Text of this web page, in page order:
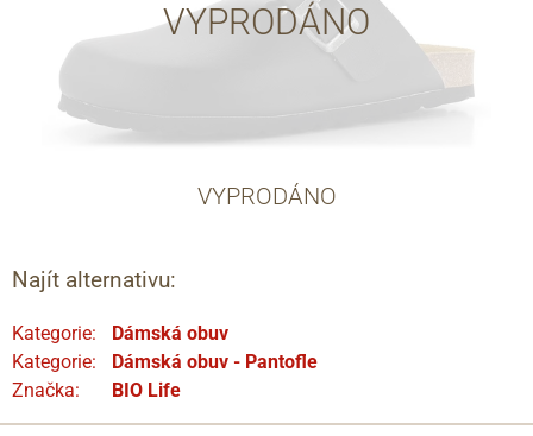
VYPRODÁNO
VYPRODÁNO
Najít alternativu:
Kategorie:
Dámská obuv
Kategorie:
Dámská obuv - Pantofle
Značka:
BIO Life